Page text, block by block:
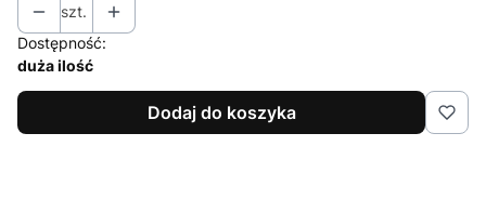
szt.
Dostępność:
duża ilość
Dodaj do koszyka